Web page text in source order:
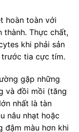
hoàn toàn với
thành. Thực chất,
khi phải sản
trước tia cực tím.
gặp những
và đồi mồi (tăng
nhất là tàn
nâu nhạt hoặc
đậm màu hơn khi